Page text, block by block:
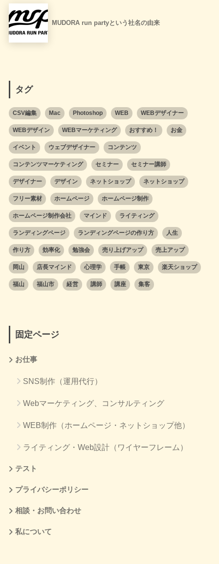
MUDORA run partyという社名の由来
タグ
CSV編集 Mac Photoshop WEB WEBデザイナー
WEBデザイン WEBマーケティング おすすめ！ お金
イベント ウェブデザイナー コンテンツ
コンテンツマーケティング セミナー セミナー講師
デザイナー デザイン ネットショップ ネットショップ
フリー素材 ホームページ ホームページ制作
ホームページ制作会社 マインド ライティング
ランディングページ ランディングページの作り方 人生
作り方 効率化 勉強会 売り上げアップ 売上アップ
岡山 店長マインド 心理学 手帳 東京 楽天ショップ
福山 福山市 経営 講師 講座 集客
固定ページ
お仕事
SNS制作（運用代行）
Webマーケティング、コンサルティング
WEB制作（ホームページ・ネットショップ他）
ライティング・Web設計（ワイヤーフレーム）
テスト
プライバシーポリシー
相談・お問い合わせ
私について